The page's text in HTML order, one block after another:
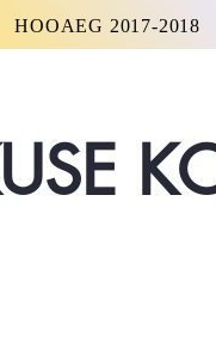
HOOAEG 2017-2018